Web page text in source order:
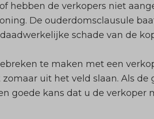
hebben de verkopers niet
De ouderdomsclausule
schade van de
te maken met een
uit het veld slaan. Als
goede kans dat u de verkoper